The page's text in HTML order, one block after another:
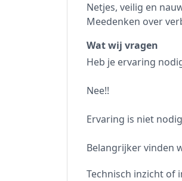
Netjes, veilig en
Meedenken over
Wat wij vragen
Heb je ervaring
Nee!!
Ervaring is niet
Belangrijker vinden
Technisch inzicht of